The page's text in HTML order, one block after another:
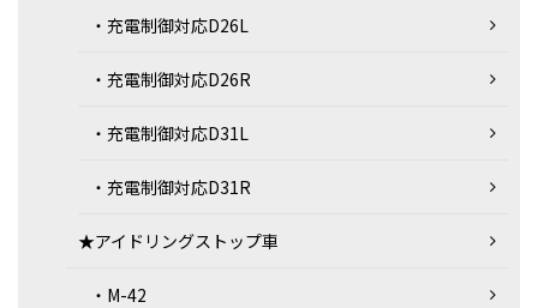
・充電制御対応D26L
・充電制御対応D26R
・充電制御対応D31L
・充電制御対応D31R
★アイドリングストップ車
・M-42